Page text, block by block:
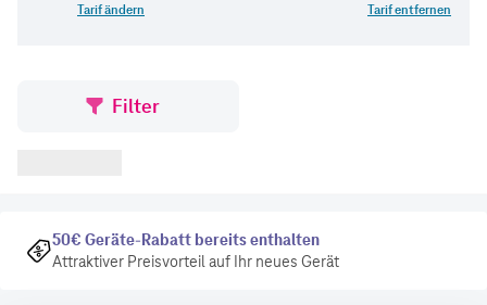
Tarif ändern Tarif entfernen
Filter
50€ Geräte-Rabatt bereits enthalten
Attraktiver Preisvorteil auf Ihr neues Gerät